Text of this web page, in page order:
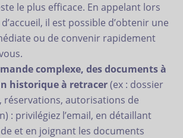
le plus efficace. En appelant lors
il est possible d’obtenir une
ou de convenir rapidement
complexe, des documents à
historique à retracer(ex : dossier
réservations, autorisations de
: privilégiez l’email, en détaillant
et en joignant les documents